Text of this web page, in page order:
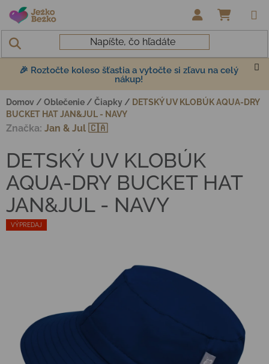
Prejsť na obsah
🎉 Roztočte koleso šťastia a vytočte si zľavu na celý
nákup!
Domov / Oblečenie / Čiapky / DETSKÝ UV KLOBÚK AQUA-DRY
BUCKET HAT JAN&JUL - NAVY
VÝPREDAJ
DETSKÝ UV KLOBÚK
AQUA-DRY BUCKET HAT
JAN&JUL - NAVY
Značka: Jan & Jul 🇨🇦